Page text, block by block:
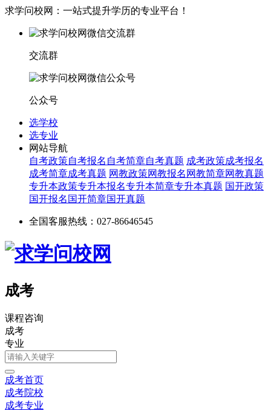
求学问校网：一站式提升学历的专业平台！
交流群
公众号
选学校
选专业
网站导航
自考政策自考报名 自考简章自考真题 成考政策成考报名
成考简章成考真题 网教政策网教报名 网教简章网教真题
专升本政策专升本报名专升本简章专升本真题 国开政策
国开报名 国开简章国开真题
全国客服热线：027-86646545
成考
课程咨询
成考
专业
成考首页
成考院校
成考专业